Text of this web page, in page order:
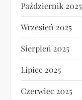
Październik 2025
Wrzesień 2025
Sierpień 2025
Lipiec 2025
Czerwiec 2025